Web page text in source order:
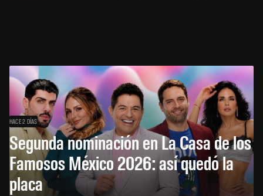
HACE 2 DÍAS
Segunda nominación en La Casa de los
Famosos México 2026: así quedó la
placa